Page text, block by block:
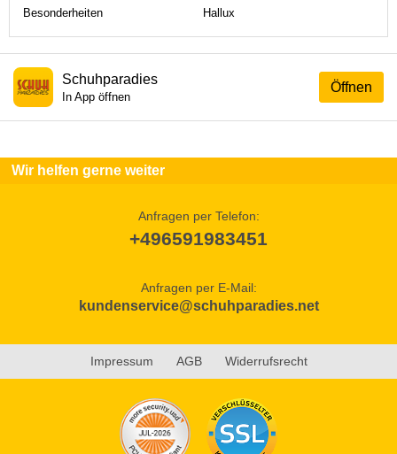
Besonderheiten
Hallux
Öffnen
Schuhparadies
In App öffnen
Wir helfen gerne weiter
Anfragen per Telefon:
+496591983451
Anfragen per E-Mail:
kundenservice@schuhparadies.net
Impressum AGB Widerrufsrecht